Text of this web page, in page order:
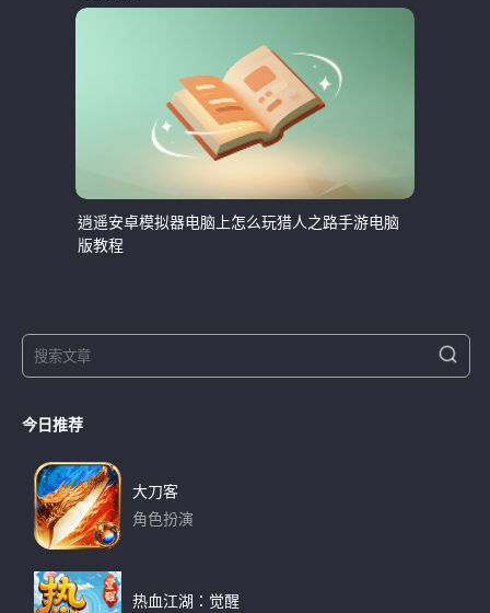
逍遥安卓模拟器电脑上怎么玩猎人之路手游电脑
版教程
e
r
S
e
今日推荐
大刀客
角色扮演
热血江湖：觉醒